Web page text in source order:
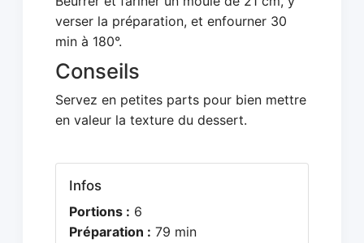
verser la préparation, et enfourner 30
min à 180°.
Conseils
Servez en petites parts pour bien mettre
en valeur la texture du dessert.
Infos
Portions : 6
Préparation : 79 min